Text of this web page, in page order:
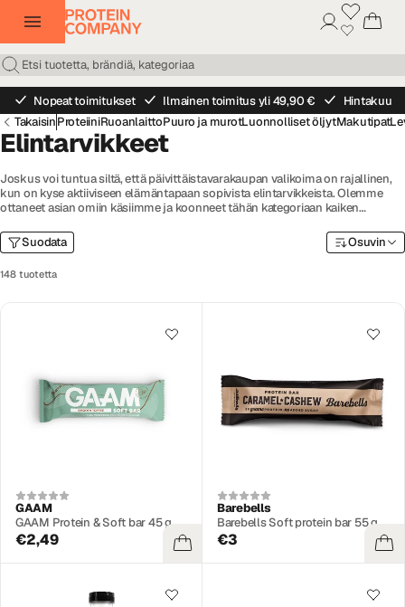
Nopeat toimitukset Ilmainen toimitus yli 49,90 €
Hintakuu
TakaisinProteiiniRuoanlaittoPuuro ja murotLuonnolliset öljytMakutipat
Elintarvikkeet
Joskus voi tuntua siltä, että päivittäistavarakaupan valikoima on rajallinen,
kun on kyse aktiiviseen elämäntapaan sopivista elintarvikkeista. Olemme
ottaneet asian omiin käsiimme ja koonneet tähän kategoriaan kaiken
Suodata
148 tuotetta
Osuvin
GAAM
GAAM Protein & Soft bar 45 g
€2,49
Barebells
Barebells Soft protein bar 55 g
€3